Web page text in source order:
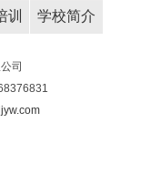
训 学校简介
司